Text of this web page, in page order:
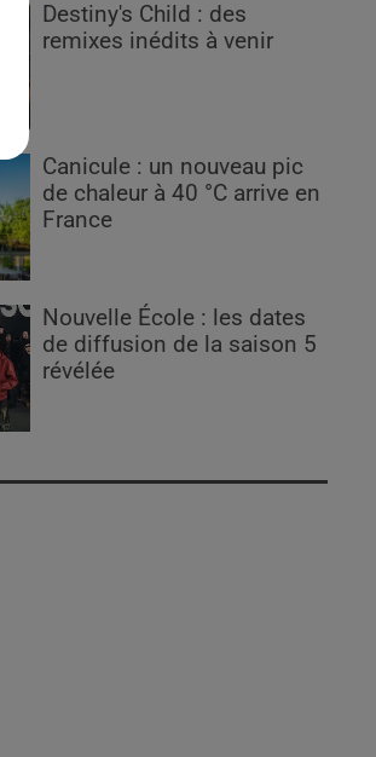
Destiny's Child : des
remixes inédits à venir
Canicule : un nouveau pic
de chaleur à 40 °C arrive en
France
Nouvelle École : les dates
de diffusion de la saison 5
révélée